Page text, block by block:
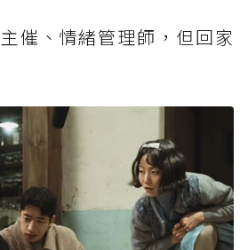
催、情緒管理師，但回家